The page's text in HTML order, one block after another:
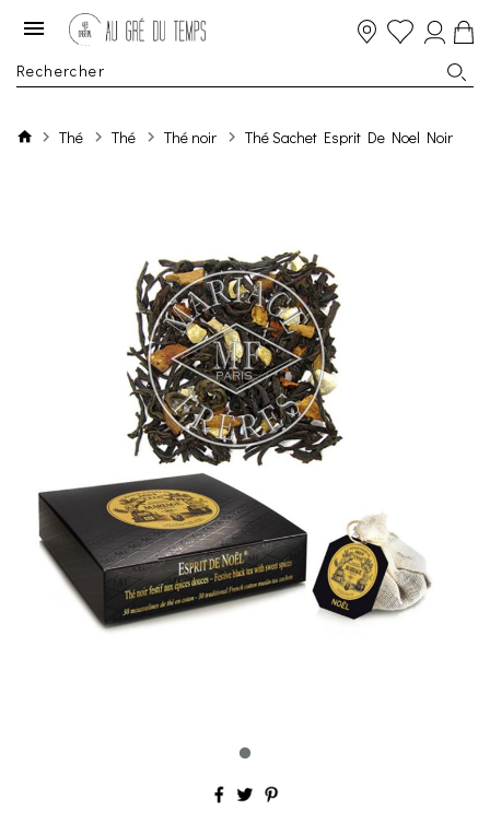
Thé Thé Thé noir Thé Sachet Esprit De Noel Noir